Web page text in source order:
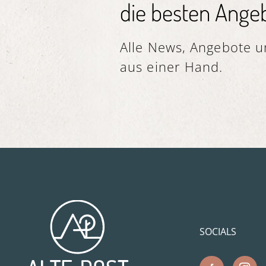
die besten
Alle News, Angebote
aus einer Hand.
SOCIALS